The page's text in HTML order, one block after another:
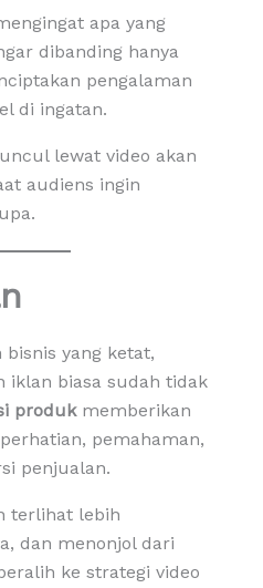
apa yang
dibanding hanya
pengalaman
di ingatan.
lewat video akan
audiens ingin
bisnis yang ketat,
iklan biasa sudah tidak
produkmemberikan
pemahaman,
penjualan.
terlihat lebih
dan menonjol dari
ke strategi video